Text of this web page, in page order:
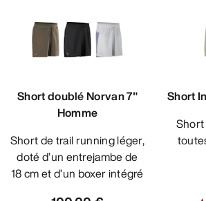
Short doublé Norvan 7"
Homme
Short de trail running léger,
doté d’un entrejambe de
18 cm et d’un boxer intégré
Short
Short performant pour